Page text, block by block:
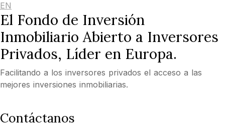
EN
El Fondo de Inversión
Inmobiliario Abierto a Inversores
Privados, Líder en Europa.
Facilitando a los inversores privados el acceso a las
mejores inversiones inmobiliarias.
Contáctanos